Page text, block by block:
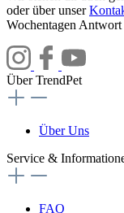
oder über unser
Wochentagen
Über TrendPet
Über Uns
Service &
FAQ